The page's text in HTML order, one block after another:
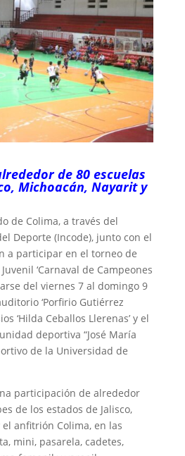
de 80 escuelas
Michoacán, Nayarit y
de Colima, a través del
Deporte (Incode), junto con el
a participar en el torneo de
‘Carnaval de Campeones
del viernes 7 al domingo 9
‘Porfirio Gutiérrez
‘Hilda Ceballos Llerenas’ y el
deportiva “José María
de la Universidad de
participación de alrededor
de los estados de Jalisco,
anfitrión Colima, en las
mini, pasarela, cadetes,